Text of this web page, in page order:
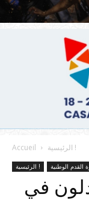
Accueil الرئيسية !
الرئيسية ! القدم الوطنية
في